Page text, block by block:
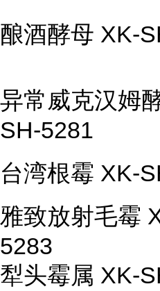
酿酒酵母 XK-
异常威克汉姆
SH-5281
台湾根霉 XK-
雅致放射毛霉
5283
犁头霉属 XK-